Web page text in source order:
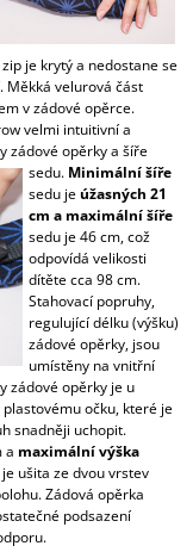
je krytý a nedostane se
Měkká velurová část
v zádové opěrce.
velmi intuitivní a
zádové opěrky a šíře
sedu. Minimální šíře
sedu jeúžasných 21
cm a maximální šíře
sedu je 46 cm, což
odpovídá velikosti
dítěte cca 98 cm.
Stahovací popruhy,
regulující délku (výšku)
zádové opěrky, jsou
umístěny na vnitřní
zádové opěrky je u
očku, které je
snadněji uchopit.
a maximální výška
ušita ze dvou vrstev
Zádová opěrka
podsazení